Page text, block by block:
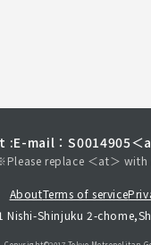
:E-mail：S0014905
replace ＜at＞ with
AboutTerms of service
Nishi-Shinjuku 2-